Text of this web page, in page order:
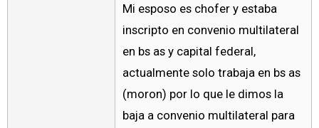
Mi esposo es chofer y estaba
inscripto en convenio multilateral
en bs as y capital federal,
actualmente solo trabaja en bs as
(moron) por lo que le dimos la
baja a convenio multilateral para